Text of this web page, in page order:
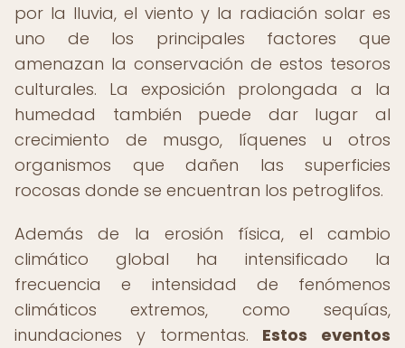
por la lluvia, el viento y la radiación solar es
uno de los principales factores que
amenazan la conservación de estos tesoros
culturales. La exposición prolongada a la
humedad también puede dar lugar al
crecimiento de musgo, líquenes u otros
organismos que dañen las superficies
rocosas donde se encuentran los petroglifos.
Además de la erosión física, el cambio
climático global ha intensificado la
frecuencia e intensidad de fenómenos
climáticos extremos, como sequías,
inundaciones y tormentas. Estos eventos